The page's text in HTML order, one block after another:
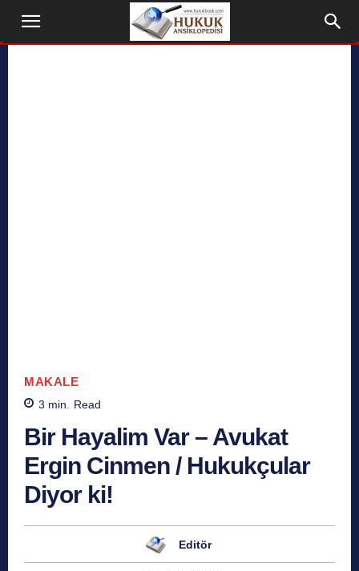
MAKALE
3 min. Read
Bir Hayalim Var – Avukat
Ergin Cinmen / Hukukçular
Diyor ki!
Editör